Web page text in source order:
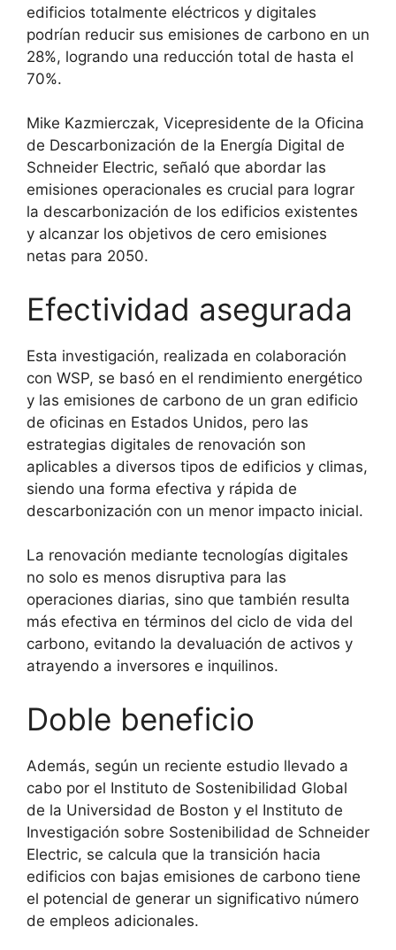
edificios totalmente eléctricos y digitales
podrían reducir sus emisiones de carbono en un
28%, logrando una reducción total de hasta el
70%.
Mike Kazmierczak, Vicepresidente de la Oficina
de Descarbonización de la Energía Digital de
Schneider Electric, señaló que abordar las
emisiones operacionales es crucial para lograr
la descarbonización de los edificios existentes
y alcanzar los objetivos de cero emisiones
netas para 2050.
Efectividad asegurada
Esta investigación, realizada en colaboración
con WSP, se basó en el rendimiento energético
y las emisiones de carbono de un gran edificio
de oficinas en Estados Unidos, pero las
estrategias digitales de renovación son
aplicables a diversos tipos de edificios y climas,
siendo una forma efectiva y rápida de
descarbonización con un menor impacto inicial.
La renovación mediante tecnologías digitales
no solo es menos disruptiva para las
operaciones diarias, sino que también resulta
más efectiva en términos del ciclo de vida del
carbono, evitando la devaluación de activos y
atrayendo a inversores e inquilinos.
Doble beneficio
Además, según un reciente estudio llevado a
cabo por el Instituto de Sostenibilidad Global
de la Universidad de Boston y el Instituto de
Investigación sobre Sostenibilidad de Schneider
Electric, se calcula que la transición hacia
edificios con bajas emisiones de carbono tiene
el potencial de generar un significativo número
de empleos adicionales.